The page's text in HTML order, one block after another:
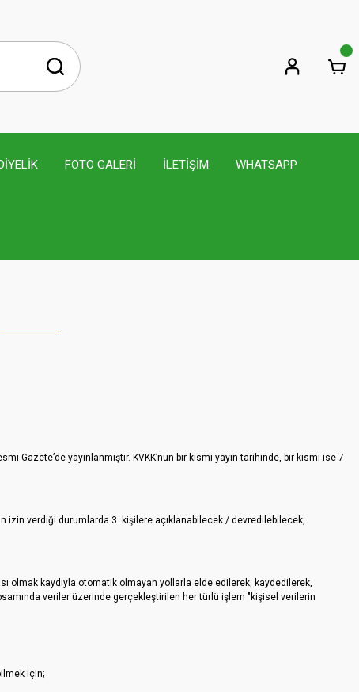
FOTO GALERİ İLETİŞİM WHATSAPP
yayınlanmıştır. KVKK’nun bir kısmı yayın tarihinde, bir kısmı ise 7
izin verdiği durumlarda 3. kişilere açıklanabilecek / devredilebilecek,
olmak kaydıyla otomatik olmayan yollarla elde edilerek, kaydedilerek,
veriler üzerinde gerçekleştirilen her türlü işlem "kişisel verilerin
için;